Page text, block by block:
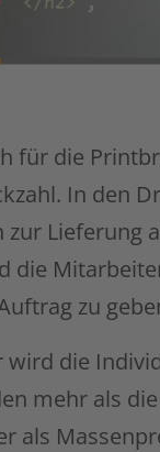
für die
In den
Lieferung
die
zu
die
mehr als
als